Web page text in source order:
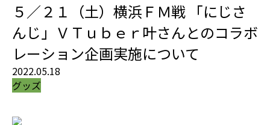
５／２１（土）横浜ＦＭ戦 「にじさ
んじ」ＶＴｕｂｅｒ叶さんとのコラボ
レーション企画実施について
2022.05.18
グッズ